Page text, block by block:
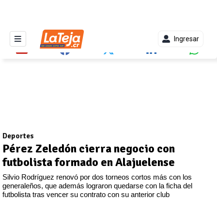
Ingresar
Deportes
Pérez Zeledón cierra negocio con
futbolista formado en Alajuelense
Silvio Rodríguez renovó por dos torneos cortos más con los
generaleños, que además lograron quedarse con la ficha del
futbolista tras vencer su contrato con su anterior club